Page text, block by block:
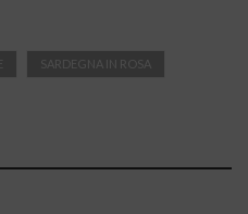
SARDEGNA IN ROSA